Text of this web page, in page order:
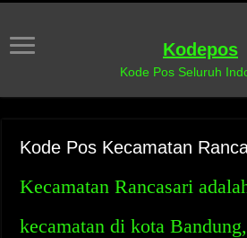
Kodepos
Kode Pos Seluruh
Kode Pos Kecamatan
Kecamatan Rancasari
kecamatan di kota